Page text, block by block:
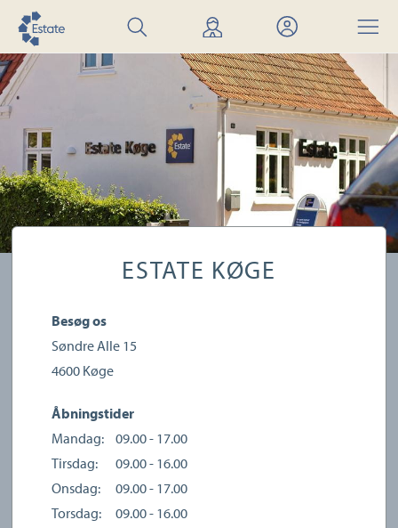
Søg
bolig
Find
mægler
Mit
Estate
Menu
ESTATE KØGE
Besøg os
Søndre Alle 15
4600 Køge
Åbningstider
Mandag:
09.00 - 17.00
Tirsdag:
09.00 - 16.00
Onsdag:
09.00 - 17.00
Torsdag:
09.00 - 16.00